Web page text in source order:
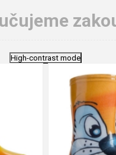
High-contrast mode